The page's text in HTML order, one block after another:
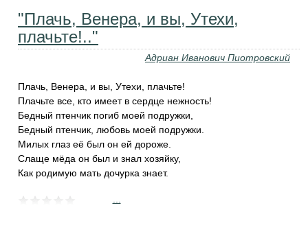
"Плачь, Венера, и вы, Утехи,
плачьте!.."
Адриан Иванович Пиотровский
Плачь, Венера, и вы, Утехи, плачьте!
Плачьте все, кто имеет в сердце нежность!
Бедный птенчик погиб моей подружки,
Бедный птенчик, любовь моей подружки.
Милых глаз её был он ей дороже.
Слаще мёда он был и знал хозяйку,
Как родимую мать дочурка знает.